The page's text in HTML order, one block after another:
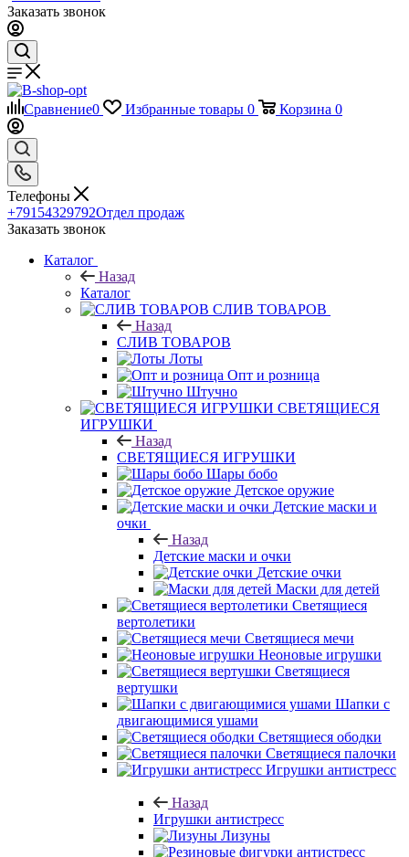
Заказать звонок
Сравнение0 Избранные товары 0 Корзина 0
Телефоны
+79154329792Отдел продаж
Заказать звонок
Каталог
Назад
Каталог
CЛИВ ТОВАРОВ
Назад
CЛИВ ТОВАРОВ
Лоты
Опт и розница
Штучно
СВЕТЯЩИЕСЯ
ИГРУШКИ
Назад
СВЕТЯЩИЕСЯ ИГРУШКИ
Шары бобо
Детское оружие
Детские маски и
очки
Назад
Детские маски и очки
Детские очки
Маски для детей
Светящиеся
вертолетики
Светящиеся мечи
Неоновые игрушки
Светящиеся
вертушки
Шапки с
двигающимися ушами
Светящиеся ободки
Светящиеся палочки
Игрушки антистресс
Назад
Игрушки антистресс
Лизуны